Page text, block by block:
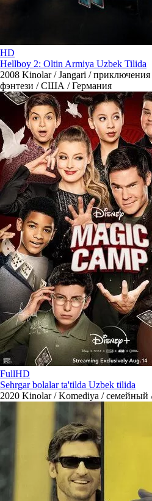
HD
Hellboy 2: Oltin Armiya Uzbek Tilida
2008 Kinolar / Jangari /
фэнтези / США / Германия
FullHD
Sehrgar bolalar ta'tilda Uzbek tilida
2020 Kinolar / Komediya /